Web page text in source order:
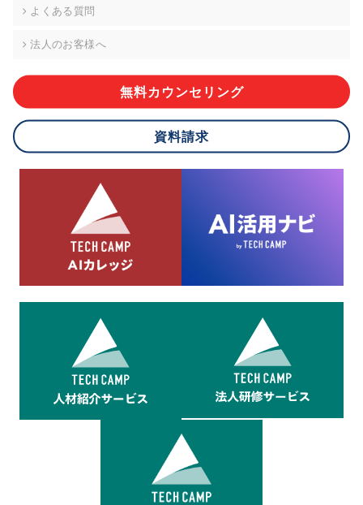
株式会社div 個人情報問合せ窓口
メールアドレス:privacy_policy@di-v.co.jp
ご本人様が当社に個人情報を提供されるかどうかは任意による
応ができない場合があります。
8.cookieにより取得・分析した情報とその利用について
当社は第三者が運営するデータ・マネジメント・プラットフォ
ームからcookieにより収集されたウェブの閲覧機歴及びその分
析結果を取得し、これをお客様の個人データと結びつけた上
で、広告配信等の目的で利用いたします。
よくある質問
法人のお客様へ
無料カウンセリング
資料請求